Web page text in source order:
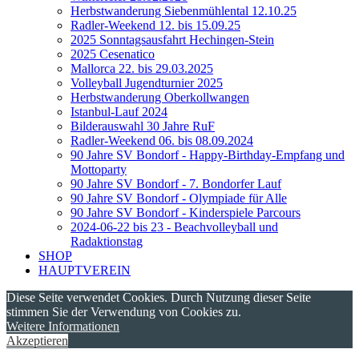
Herbstwanderung Siebenmühlental 12.10.25
Radler-Weekend 12. bis 15.09.25
2025 Sonntagsausfahrt Hechingen-Stein
2025 Cesenatico
Mallorca 22. bis 29.03.2025
Volleyball Jugendturnier 2025
Herbstwanderung Oberkollwangen
Istanbul-Lauf 2024
Bilderauswahl 30 Jahre RuF
Radler-Weekend 06. bis 08.09.2024
90 Jahre SV Bondorf - Happy-Birthday-Empfang und
Mottoparty
90 Jahre SV Bondorf - 7. Bondorfer Lauf
90 Jahre SV Bondorf - Olympiade für Alle
90 Jahre SV Bondorf - Kinderspiele Parcours
2024-06-22 bis 23 - Beachvolleyball und
Radaktionstag
SHOP
HAUPTVEREIN
Diese Seite verwendet Cookies. Durch Nutzung dieser Seite
stimmen Sie der Verwendung von Cookies zu.
Weitere Informationen
Akzeptieren